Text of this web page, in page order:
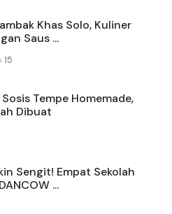
Khas Solo, Kuliner
Saus ...
15
Tempe Homemade,
Dibuat
Sengit! Empat Sekolah
...